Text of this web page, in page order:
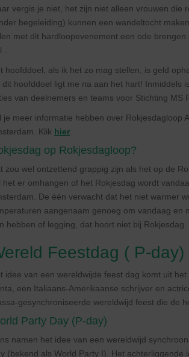
vergis je niet, het zijn niet alleen vrouwen
begeleiding) kunnen een wandeltocht
met dit hardloopevenement een ode
hoofddoel, als ik het zo mag stellen, is geld
dit hoofddoel ligt me na aan het hart! Inmiddels
van deelnemers en teams voor Stichting MS
je meer informatie hebben over Rokjesdagloop
Klik hier
op Rokjesdagloop?
zou wel ontzettend grappig zijn als het op de
het er omhangen of het Rokjesdag wordt
De één verwacht dat het niet warmer
aangenaam genoeg om vandaag en
hebben of legging, dat hoort niet bij
Feestdag ( P-day)
idee van een wereldwijde feest dag komt uit
een Italiaans-Amerikaanse schrijver en
gesynchroniseerde wereldwijd feest die de
Party Day (P-day)
namen het idee van een wereldwijd
(bekend als World Party I). Het